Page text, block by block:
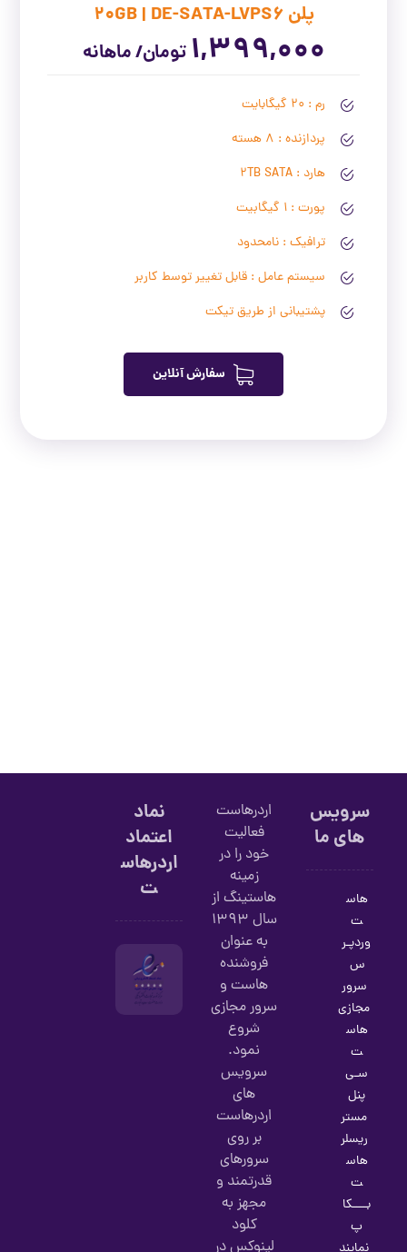
پلن 20GB | DE-SATA-LVPS6
1,399,000 تومان/ ماهانه
رم : 20 گیگابایت
پردازنده : 8 هسته
هارد : 2TB SATA
پورت : 1 گیگابیت
ترافیک : نامحدود
سیستم عامل : قابل تغییر توسط کاربر
پشتیبانی از طریق تیکت
سفارش آنلاین
سرویس
های ما
هاس
ت
وردپـر
س
سرور
مجازی
هاس
ت
سـی
پنل
مستر
ریسلر
هاس
ت
بــــکا
پ
اردرهاست
فعالیت
خود را در
زمینه
هاستینگ از
سال 1393
به عنوان
فروشنده
هاست و
سرور مجازی
شروع
نمود.
سرویس
های
اردرهاست
بر روی
سرورهای
قدرتمند و
مجهز به
کلود
لینوکس در
نماد
اعتماد
اردرهاس
ت